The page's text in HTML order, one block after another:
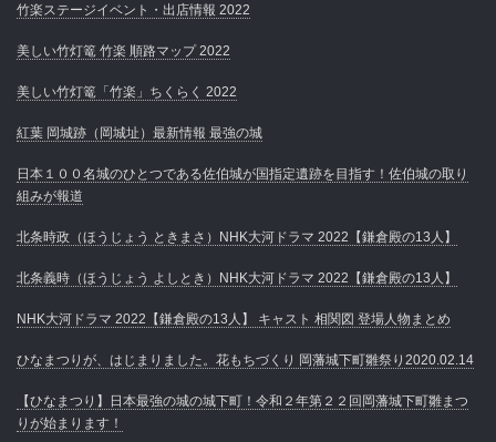
竹楽ステージイベント・出店情報 2022
美しい竹灯篭 竹楽 順路マップ 2022
美しい竹灯篭「竹楽」ちくらく 2022
紅葉 岡城跡（岡城址）最新情報 最強の城
日本１００名城のひとつである佐伯城が国指定遺跡を目指す！佐伯城の取り
組みが報道
北条時政（ほうじょう ときまさ）NHK大河ドラマ 2022【鎌倉殿の13人】
北条義時（ほうじょう よしとき）NHK大河ドラマ 2022【鎌倉殿の13人】
NHK大河ドラマ 2022【鎌倉殿の13人】 キャスト 相関図 登場人物まとめ
ひなまつりが、はじまりました。花もちづくり 岡藩城下町雛祭り2020.02.14
【ひなまつり】日本最強の城の城下町！令和２年第２２回岡藩城下町雛まつ
りが始まります！